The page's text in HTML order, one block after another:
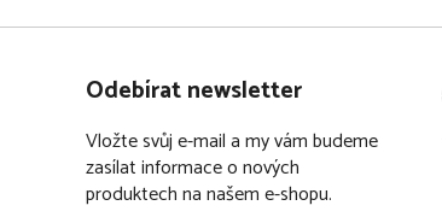
Odebírat newsletter
Vložte svůj e-mail a my vám budeme
zasílat informace o nových
produktech na našem e-shopu.